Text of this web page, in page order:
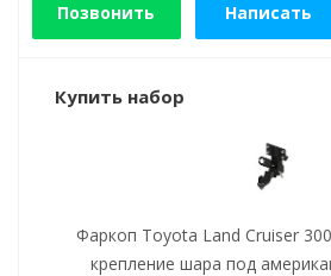
Позвонить Написать
Купить набор
Фаркоп Toyota Land Cruiser
крепление шара под